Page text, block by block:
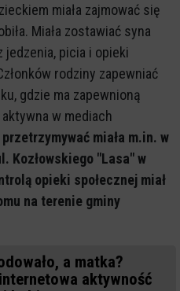
miała zajmować się
Miała zostawiać syna
jedzenia, picia i opieki
rodziny zapewniać
gdzie ma zapewnioną
w mediach
przetrzymywać miała m.in. w
Kozłowskiego "Lasa" w
opieki społecznej miał
na terenie gminy
a matka?
aktywność